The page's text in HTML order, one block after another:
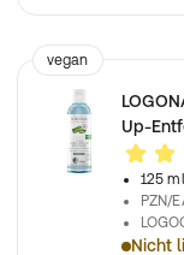
vegan
Up-
125 ml
PZN/
Nicht